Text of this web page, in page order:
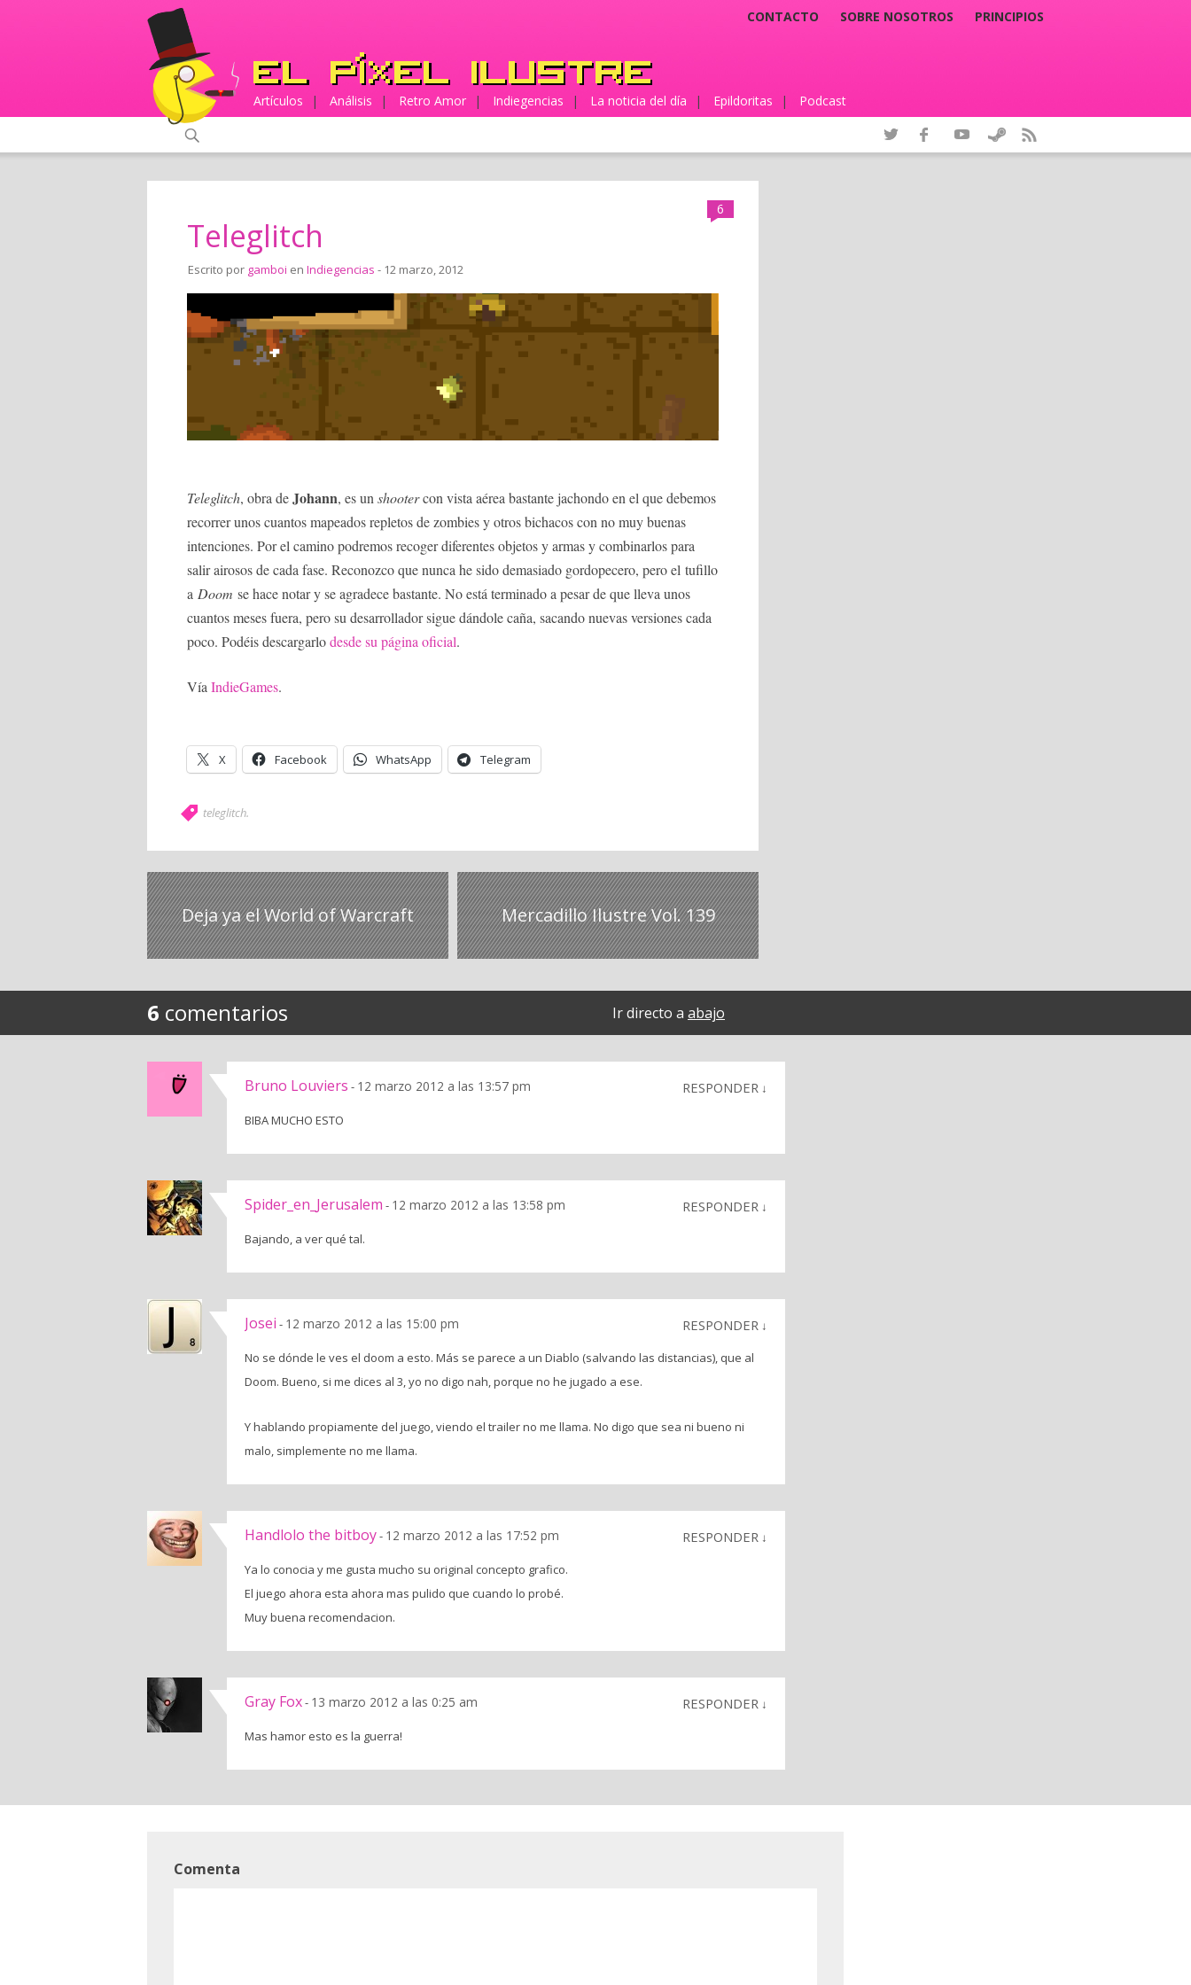
CONTACTO SOBRE NOSOTROS PRINCIPIOS
Artículos | Análisis | Retro Amor | Indiegencias | La noticia del día | Epildoritas | Podcast
6
Teleglitch
Escrito por gamboi en Indiegencias - 12 marzo, 2012
Teleglitch, obra deJohann, es un shootercon vista aérea bastante jachondo en el que debemos
recorrer unos cuantos mapeados repletos de zombies y otros bichacos con no muy buenas
intenciones. Por el camino podremos recoger diferentes objetos y armas y combinarlos para
salir airosos de cada fase. Reconozco que nunca he sido demasiado gordopecero, pero el tufillo
a Doom se hace notar y se agradece bastante. No está terminado a pesar de que lleva unos
cuantos meses fuera, pero su desarrollador sigue dándole caña, sacando nuevas versiones cada
poco. Podéis descargarlodesde su página oficial.
Vía IndieGames.
X Facebook WhatsApp Telegram
teleglitch.
Deja ya el World of Warcraft Mercadillo Ilustre Vol. 139
6 comentarios Ir directo a abajo
Bruno Louviers - 12 marzo 2012 a las 13:57 pm RESPONDER ↓
BIBA MUCHO ESTO
Spider_en_Jerusalem - 12 marzo 2012 a las 13:58 pm RESPONDER ↓
Bajando, a ver qué tal.
Josei - 12 marzo 2012 a las 15:00 pm RESPONDER ↓
No se dónde le ves el doom a esto. Más se parece a un Diablo (salvando las distancias), que al
Doom. Bueno, si me dices al 3, yo no digo nah, porque no he jugado a ese.
Y hablando propiamente del juego, viendo el trailer no me llama. No digo que sea ni bueno ni
malo, simplemente no me llama.
Handlolo the bitboy- 12 marzo 2012 a las 17:52 pm RESPONDER ↓
Ya lo conocia y me gusta mucho su original concepto grafico.
El juego ahora esta ahora mas pulido que cuando lo probé.
Muy buena recomendacion.
Gray Fox- 13 marzo 2012 a las 0:25 am RESPONDER ↓
Mas hamor esto es la guerra!
Comenta